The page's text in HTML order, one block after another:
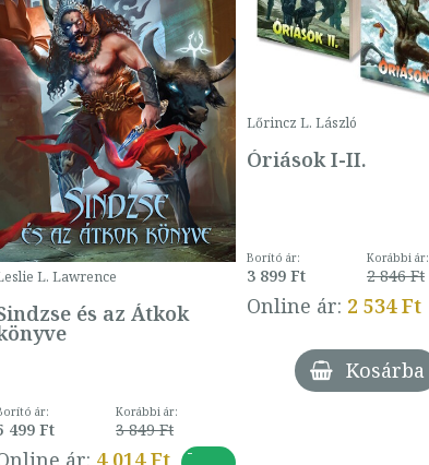
L. Lawrence
és az Átkok
ár:
499 Ft
Korábbi ár:
3 849 Ft
-
Lőrincz L. László
Óriások I-II.
Borító ár:
3 899 Ft
Korábbi ár:
2 846 Ft
Online ár: 2 534 Ft
Kosárba